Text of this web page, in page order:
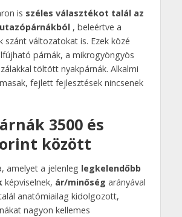
is széles választékot talál az
, beleértve a
szánt változatokat is. Ezek közé
párnák, a mikrogyöngyös
töltött nyakpárnák. Alkalmi
fejlett fejlesztések nincsenek
3500 és
között
amelyet a jelenleg legkelendőbb
képviselnek, ár/minőség arányával
anatómiailag kidolgozott,
nagyon kellemes